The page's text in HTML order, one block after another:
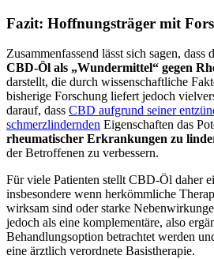
Fazit: Hoffnungsträger mit
Zusammenfassend lässt sich sagen,
CBD-Öl als „Wundermittel“ gegen
darstellt, die durch wissenschaftliche
bisherige Forschung liefert jedoch
darauf, dass CBD aufgrund seiner
schmerzlindernden Eigenschaften das
rheumatischer Erkrankungen zu
der Betroffenen zu verbessern.
Für viele Patienten stellt CBD-Öl daher
insbesondere wenn herkömmliche
wirksam sind oder starke
jedoch als eine komplementäre, also
Behandlungsoption betrachtet werden
eine ärztlich verordnete Basistherapie.